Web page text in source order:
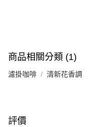
商品相關分類 (1)
濾掛咖啡 清新花香調
評價